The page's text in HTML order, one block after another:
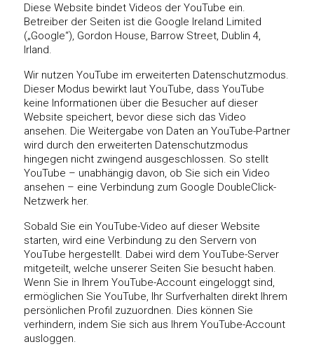
Diese Website bindet Videos der YouTube ein.
Betreiber der Seiten ist die Google Ireland Limited
(„Google“), Gordon House, Barrow Street, Dublin 4,
Irland.
Wir nutzen YouTube im erweiterten Datenschutzmodus.
Dieser Modus bewirkt laut YouTube, dass YouTube
keine Informationen über die Besucher auf dieser
Website speichert, bevor diese sich das Video
ansehen. Die Weitergabe von Daten an YouTube-Partner
wird durch den erweiterten Datenschutzmodus
hingegen nicht zwingend ausgeschlossen. So stellt
YouTube – unabhängig davon, ob Sie sich ein Video
ansehen – eine Verbindung zum Google DoubleClick-
Netzwerk her.
Sobald Sie ein YouTube-Video auf dieser Website
starten, wird eine Verbindung zu den Servern von
YouTube hergestellt. Dabei wird dem YouTube-Server
mitgeteilt, welche unserer Seiten Sie besucht haben.
Wenn Sie in Ihrem YouTube-Account eingeloggt sind,
ermöglichen Sie YouTube, Ihr Surfverhalten direkt Ihrem
persönlichen Profil zuzuordnen. Dies können Sie
verhindern, indem Sie sich aus Ihrem YouTube-Account
ausloggen.